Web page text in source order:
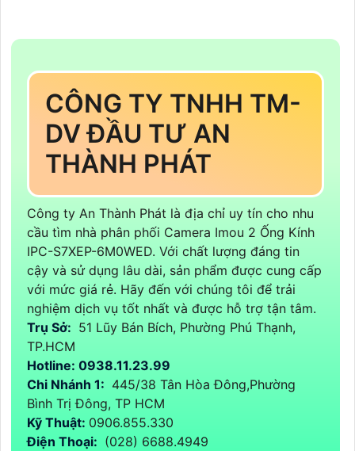
CÔNG TY TNHH TM-
DV ĐẦU TƯ AN
THÀNH PHÁT
Công ty An Thành Phát là địa chỉ uy tín cho nhu
cầu tìm nhà phân phối Camera Imou 2 Ống Kính
IPC-S7XEP-6M0WED. Với chất lượng đáng tin
cậy và sử dụng lâu dài, sản phẩm được cung cấp
với mức giá rẻ. Hãy đến với chúng tôi để trải
nghiệm dịch vụ tốt nhất và được hỗ trợ tận tâm.
Trụ Sở: 51 Lũy Bán Bích, Phường Phú Thạnh,
TP.HCM
Hotline: 0938.11.23.99
Chi Nhánh 1: 445/38 Tân Hòa Đông,Phường
Bình Trị Đông, TP HCM
Kỹ Thuật: 0906.855.330
Điện Thoại: (028) 6688.4949